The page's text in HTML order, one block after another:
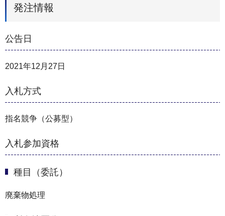
発注情報
公告日
2021年12月27日
入札方式
指名競争（公募型）
入札参加資格
種目（委託）
廃棄物処理